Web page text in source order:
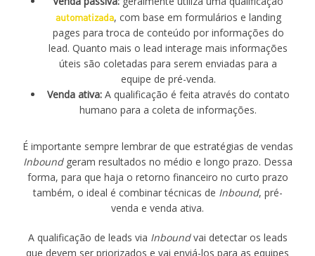
automatizada, com base em formulários e landing
pages para troca de conteúdo por informações do
lead. Quanto mais o lead interage mais informações
úteis são coletadas para serem enviadas para a
equipe de pré-venda.
Venda ativa:A qualificação é feita através do contato
humano para a coleta de informações.
É importante sempre lembrar de que estratégias de vendas
Inbound geram resultados no médio e longo prazo. Dessa
forma, para que haja o retorno financeiro no curto prazo
também, o ideal é combinar técnicas de Inbound, pré-
venda e venda ativa.
A qualificação de leads via Inboundvai detectar os leads
que devem ser priorizados e vai enviá-los para as equipes